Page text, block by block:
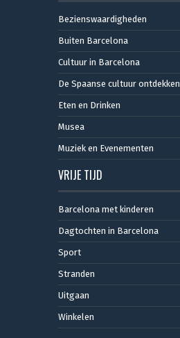
Bezienswaardigheden
Buiten Barcelona
Cultuur in Barcelona
De Spaanse cultuur ontdekken
Eten en Drinken
Musea
Muziek en Evenementen
VRIJE TIJD
Barcelona met kinderen
Dagtochten in Barcelona
Sport
Stranden
Uitgaan
Winkelen